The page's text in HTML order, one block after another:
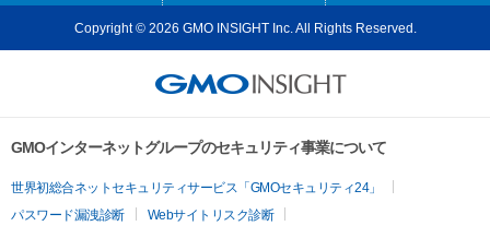
Copyright © 2026 GMO INSIGHT Inc. All Rights Reserved.
GMOインターネットグループのセキュリティ事業について
世界初総合ネットセキュリティサービス「GMOセキュリティ24」
パスワード漏洩診断
Webサイトリスク診断